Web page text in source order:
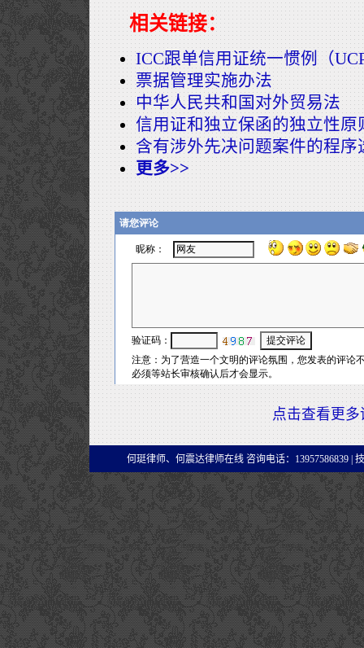
相关链接：
ICC跟单信用证统一惯例（
票据管理实施办法
中华人民共和国对外贸易法
信用证和独立保函的独立性原
含有涉外先决问题案件的程序
更多>>
点击查看更多
何珽律师、何震达律师在线 咨询电话：13957586839 |